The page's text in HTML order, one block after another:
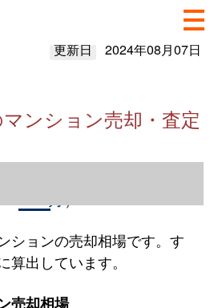
更新日 2024年08月07日
ンション売却・査定
ション売却情報（2023
ションの売却相場です。す
出しています。
売却相場